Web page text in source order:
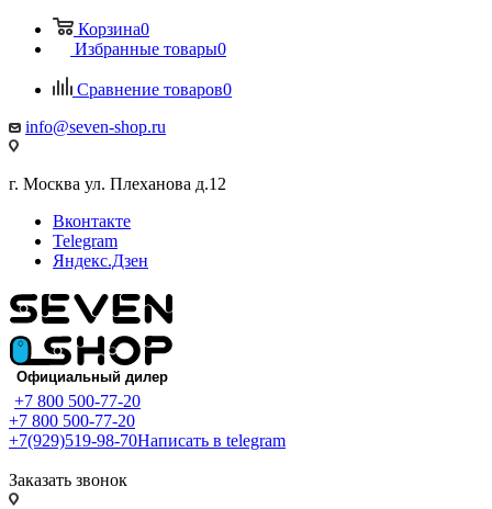
Корзина0
Избранные товары0
Сравнение товаров0
info@seven-shop.ru
г. Москва ул. Плеханова д.12
Вконтакте
Telegram
Яндекс.Дзен
+7 800 500-77-20
+7 800 500-77-20
+7(929)519-98-70Написать в telegram
Заказать звонок